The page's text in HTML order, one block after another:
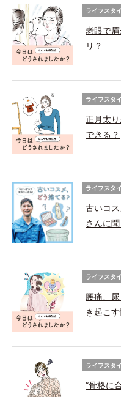
ライフスタ
老眼で
リ？
ライフスタ
正月太
できる？
ライフスタ
古いコ
さんに
ライフスタ
腰痛、
き起こ
ライフスタ
“骨格に